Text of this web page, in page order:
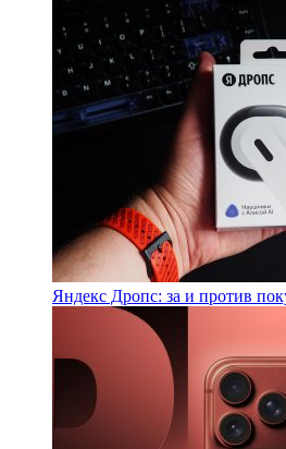
Яндекс Дропс: за и против